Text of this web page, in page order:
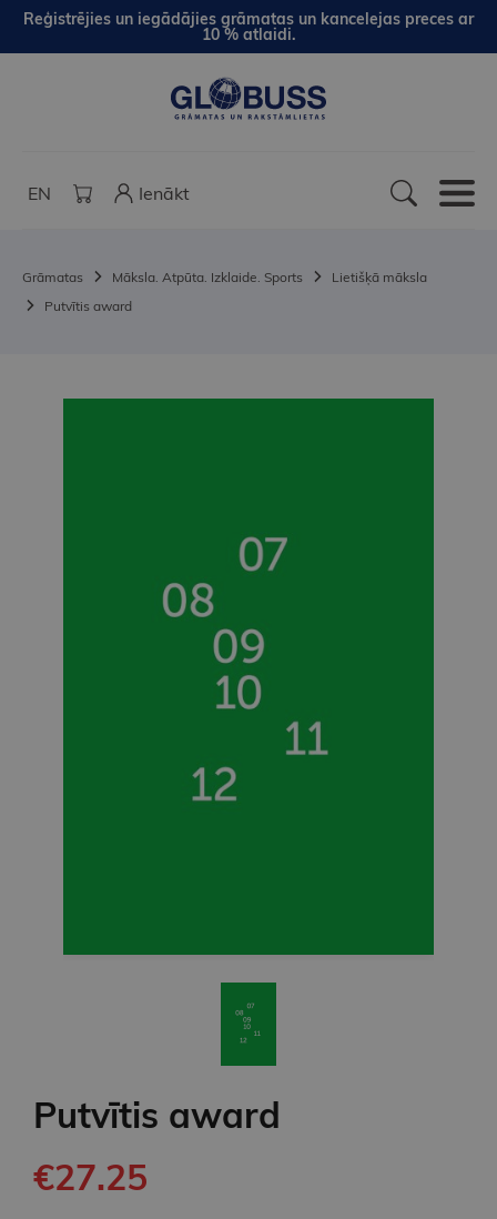
Reģistrējies un iegādājies grāmatas un kancelejas preces ar
10 % atlaidi.
EN Ienākt
Grāmatas Māksla. Atpūta. Izklaide. Sports
Lietišķā māksla
Putvītis award
Putvītis award
€27.25